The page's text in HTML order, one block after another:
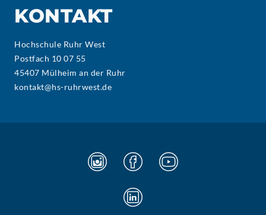
KONTAKT
Hochschule Ruhr West
Postfach 10 07 55
45407 Mülheim an der Ruhr
kontakt@hs-ruhrwest.de